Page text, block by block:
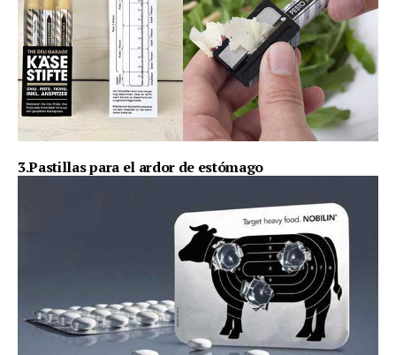
3.Pastillas para el ardor de estómago